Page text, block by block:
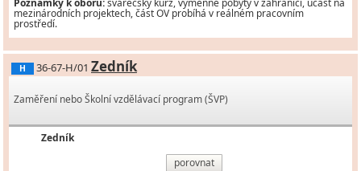
Poznámky k oboru:svářečský kurz, výměnné pobyty v zahraničí, účast na
mezinárodních projektech, část OV probíhá v reálném pracovním
prostředí.
H 36-67-H/01 Zedník
Zaměření nebo Školní vzdělávací program (ŠVP)
Zedník
porovnat